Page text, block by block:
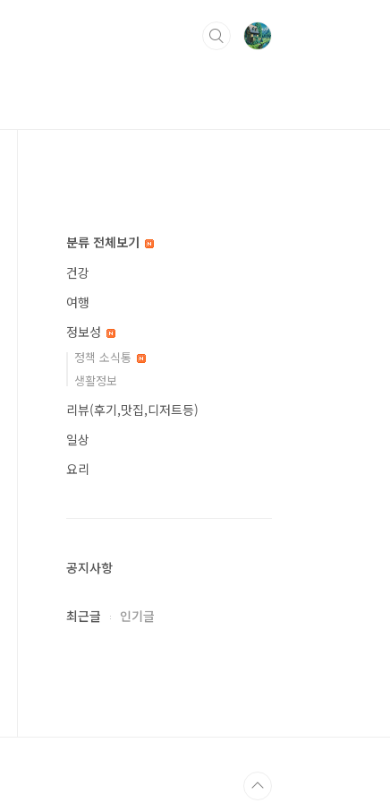
분류 전체보기
건강
여행
정보성
정책 소식통
생활정보
리뷰(후기,맛집,디저트등)
일상
요리
공지사항
최근글 인기글